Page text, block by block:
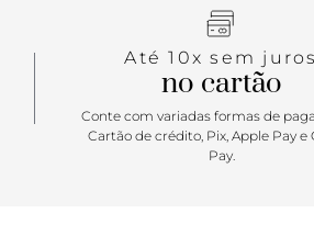
Até 10x sem juros
no cartão
Conte com variadas formas de
Cartão de crédito, Pix, Apple Pay e
Pay.